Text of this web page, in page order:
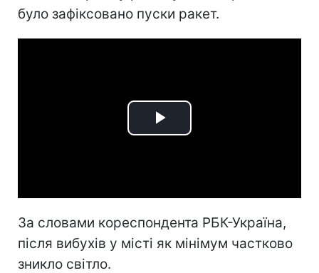
було зафіксовано пуски ракет.
Play
За словами кореспондента РБК-Україна,
після вибухів у місті як мінімум частково
зникло світло.